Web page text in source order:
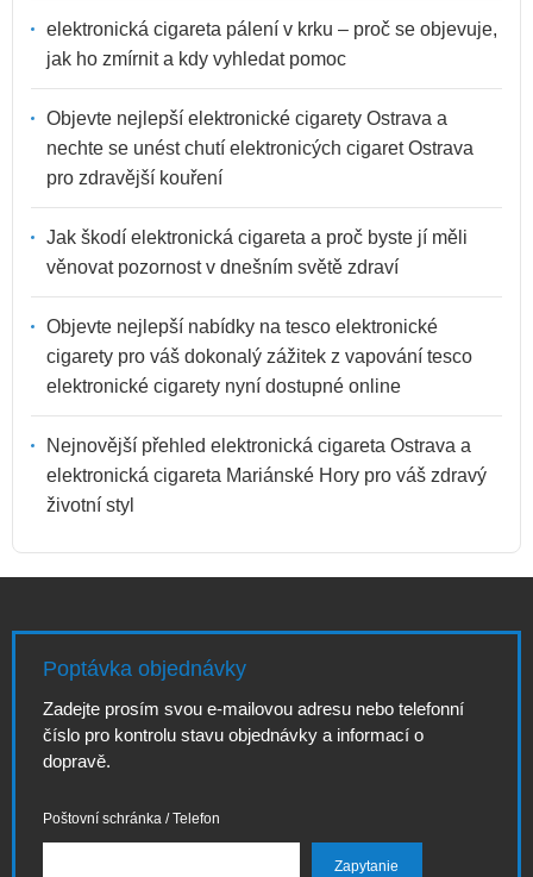
elektronická cigareta pálení v krku – proč se objevuje,
jak ho zmírnit a kdy vyhledat pomoc
Objevte nejlepší elektronické cigarety Ostrava a
nechte se unést chutí elektronicých cigaret Ostrava
pro zdravější kouření
Jak škodí elektronická cigareta a proč byste jí měli
věnovat pozornost v dnešním světě zdraví
Objevte nejlepší nabídky na tesco elektronické
cigarety pro váš dokonalý zážitek z vapování tesco
elektronické cigarety nyní dostupné online
Nejnovější přehled elektronická cigareta Ostrava a
elektronická cigareta Mariánské Hory pro váš zdravý
životní styl
Poptávka objednávky
Zadejte prosím svou e-mailovou adresu nebo telefonní
číslo pro kontrolu stavu objednávky a informací o
dopravě.
Poštovní schránka / Telefon